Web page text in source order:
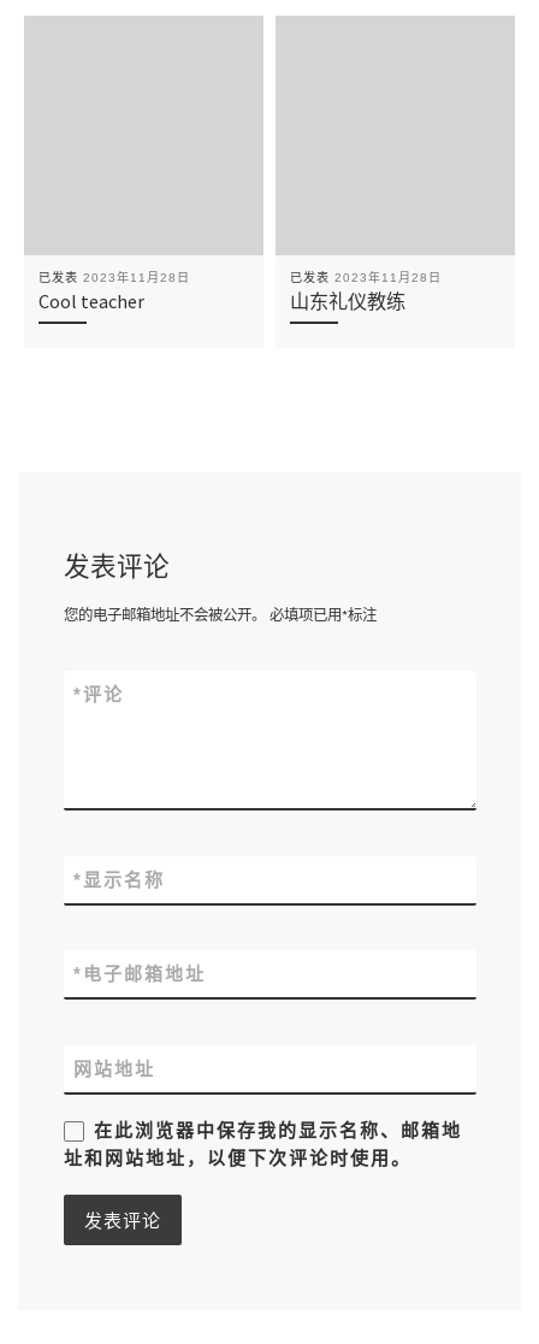
已发表 2023年11月28日
Cool teacher
已发表 2023年11月28日
山东礼仪教练
发表评论
您的电子邮箱地址不会被公开。 必填项已用*标注
评论
*
显示名称
*
电子邮箱地址
*
网站地址
在此浏览器中保存我的显示名称、邮箱地
址和网站地址，以便下次评论时使用。